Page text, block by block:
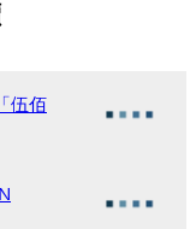
伍佰